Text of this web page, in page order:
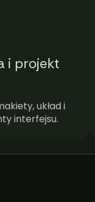
i projekt
układ i
interfejsu.